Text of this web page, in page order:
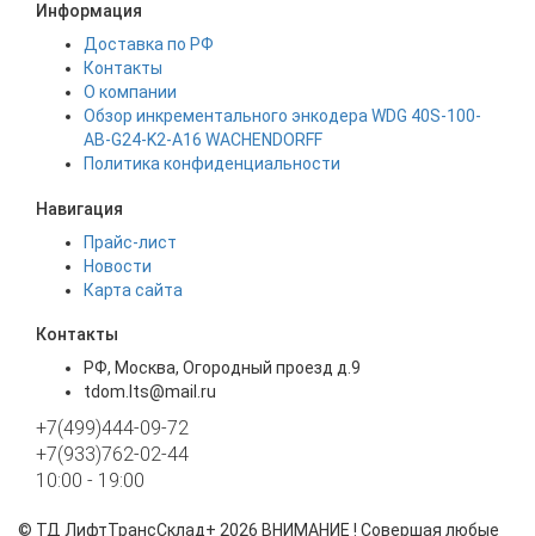
Информация
Доставка по РФ
Контакты
О компании
Обзор инкрементального энкодера WDG 40S-100-
AB-G24-K2-A16 WACHENDORFF
Политика конфиденциальности
Навигация
Прайс-лист
Новости
Карта сайта
Контакты
РФ, Москва, Огородный проезд д.9
tdom.lts@mail.ru
+7(499)444-09-72
+7(933)762-02-44
10:00 - 19:00
© ТД ЛифтТрансСклад+ 2026 ВНИМАНИЕ ! Совершая любые